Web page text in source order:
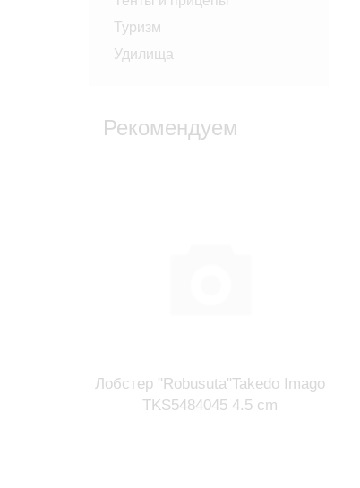
Туризм
Удилища
Рекомендуем
Лобстер "Robusuta"Takedo Imago
TKS5484045 4.5 cm